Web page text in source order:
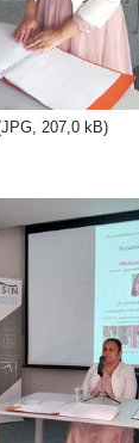
207,0 kB)